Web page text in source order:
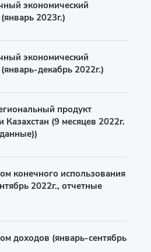
экономический
2023г.)
экономический
декабрь 2022г.)
продукт
Казахстан (9 месяцев 2022г.
конечного использования
2022г., отчетные
доходов (январь-сентябрь